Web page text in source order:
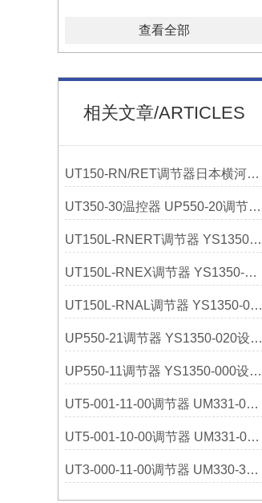
查看全部
相关文章/ARTICLES
UT150-RN/RET调节器日本横河YOKOGAWA选购指南
UT350-30温控器 UP550-20调节器 日本横河
UT150L-RNERT调节器 YS1350-031设定器 日本横河
UT150L-RNEX调节器 YS1350-030设定器 日本横河
UT150L-RNAL调节器 YS1350-021设定器 日本横河
UP550-21调节器 YS1350-020设定器 日本横河
UP550-11调节器 YS1350-000设定器 日本横河
UT5-001-11-00调节器 UM331-01指示器 日本横河
UT5-001-10-00调节器 UM331-00指示器 日本横河
UT3-000-11-00调节器 UM330-32指示器 日本横河